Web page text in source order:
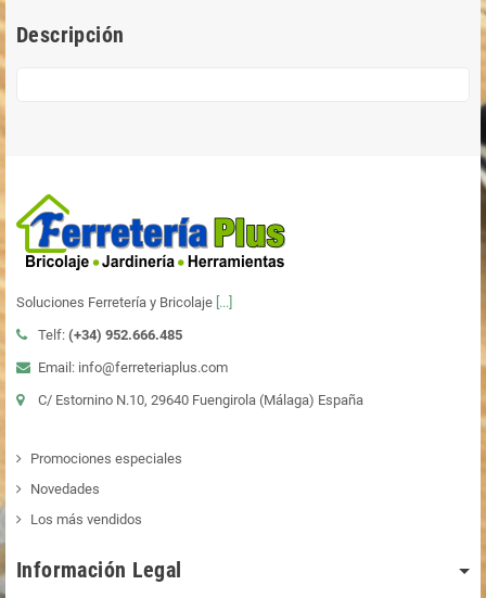
Descripción
Soluciones Ferretería y Bricolaje [...]
Telf: (+34) 952.666.485
Email: info@ferreteriaplus.com
C/ Estornino N.10, 29640 Fuengirola (Málaga) España
Promociones especiales
Novedades
Los más vendidos
Información Legal